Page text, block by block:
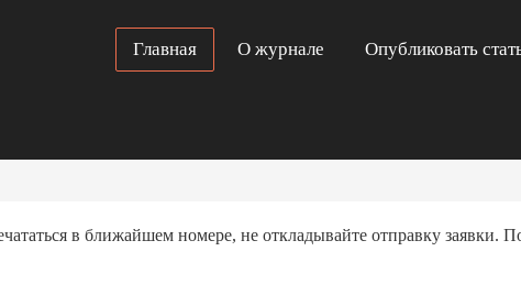
Главная О журнале Опубликовать
в ближайшем номере, не откладывайте отправку заявки.